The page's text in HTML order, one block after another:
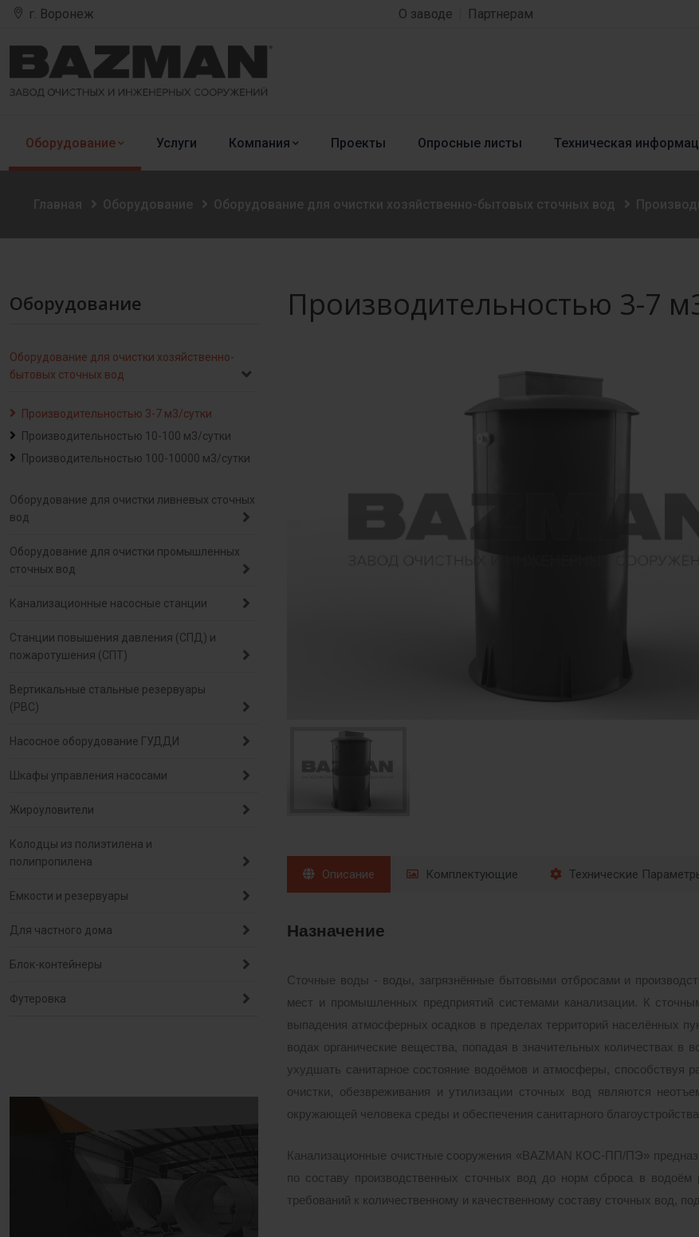
г. Воронеж О заводе Партнерам
Оборудование Услуги Компания Проекты Опросные листы Техническая
Главная Оборудование Оборудование для очистки хозяйственно-бытовых сточных вод
Оборудование
Оборудование для очистки хозяйственно-
бытовых сточных вод
Производительностью 3-7 м3/сутки
Производительностью 10-100 м3/сутки
Производительностью 100-10000 м3/сутки
Оборудование для очистки ливневых сточных
вод
Оборудование для очистки промышленных
сточных вод
Канализационные насосные станции
Станции повышения давления (СПД) и
пожаротушения (СПТ)
Вертикальные стальные резервуары
(РВС)
Насосное оборудование ГУДДИ
Шкафы управления насосами
Жироуловители
Колодцы из полиэтилена и
полипропилена
Емкости и резервуары
Для частного дома
Блок-контейнеры
Футеровка
Производительностью 3-7
Описание Комплектующие Технические
Назначение
Сточные воды - воды, загрязнённые бытовыми отбросами и
мест и промышленных предприятий системами канализации. К
выпадения атмосферных осадков в пределах территорий населённых
водах органические вещества, попадая в значительных количествах в
ухудшать санитарное состояние водоёмов и атмосферы, способствуя
очистки, обезвреживания и утилизации сточных вод являются
окружающей человека среды и обеспечения санитарного
Канализационные очистные сооружения «BAZMAN КОС-ПП/ПЭ»
по составу производственных сточных вод до норм сброса в водоём
требований к количественному и качественному составу сточных вод,